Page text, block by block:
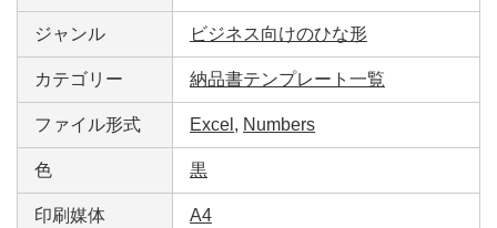
ジャンル ビジネス向けのひな形
カテゴリー 納品書テンプレート一覧
ファイル形式 Excel , Numbers
色 黒
印刷媒体 A4